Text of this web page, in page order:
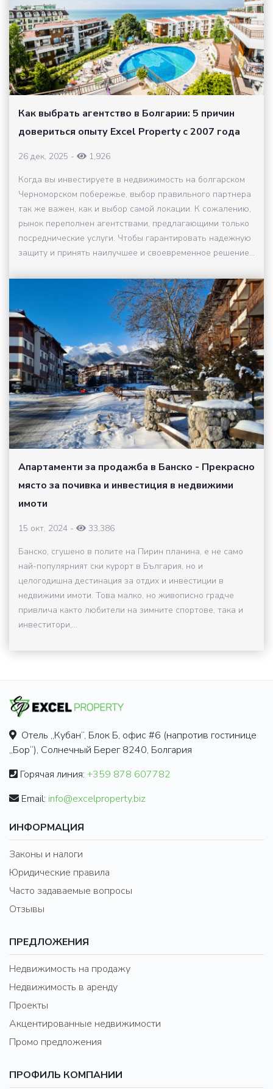
Как выбрать агентство в Болгарии: 5 причин
довериться опыту Excel Property с 2007 года
26 дек, 2025 -
1,926
Когда вы инвестируете в недвижимость на болгарском
Черноморском побережье, выбор правильного партнера
так же важен, как и выбор самой локации. К сожалению,
рынок переполнен агентствами, предлагающими только
посреднические услуги. Чтобы гарантировать надежную
защиту и принять наилучшее и своевременное решение...
Апартаменти за продажба в Банско - Прекрасно
място за почивка и инвестиция в недвижими
имоти
15 окт, 2024 -
33,386
Банско, сгушено в полите на Пирин планина, е не само
най-популярният ски курорт в България, но и
целогодишна дестинация за отдих и инвестиции в
недвижими имоти. Това малко, но живописно градче
привлича както любители на зимните спортове, така и
инвеститори,...
Отель „Кубан“, Блок Б, офис #6 (напротив гостинице
„Бор“), Солнечный Берег 8240, Болгария
Горячая линия: +359 878 607782
Email: info@excelproperty.biz
ИНФОРМАЦИЯ
Законы и налоги
Юридические правила
Часто задаваемые вопросы
Отзывы
ПРЕДЛОЖЕНИЯ
Недвижимость на продажу
Недвижимость в аренду
Проекты
Акцентированные недвижимости
Промо предложения
ПРОФИЛЬ КОМПАНИИ